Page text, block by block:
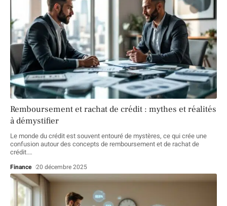
Remboursement et rachat de crédit : mythes et réalités
à démystifier
Le monde du crédit est souvent entouré de mystères, ce qui crée une
confusion autour des concepts de remboursement et de rachat de
crédit.…
Finance 20 décembre 2025